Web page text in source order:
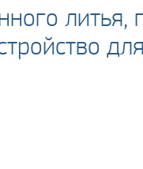
литья,